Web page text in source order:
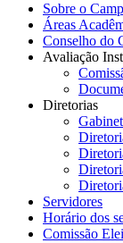
Sobre o
Áreas
Conselho do
Avaliação
Diretorias
Servidores
Horário dos
Comissão